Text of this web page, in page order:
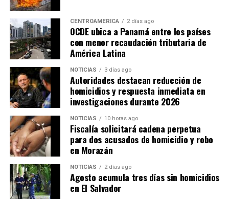
Por su parte, Hernández estimó que por cada punto
porcentual del PIB que el Estado deja de recaudar se
pierden aproximadamente 900 millones de dólares en
ingresos fiscales. Bajo esa estimación, la reducción de
cerca de cinco puntos porcentuales en la capacidad
recaudatoria durante los últimos 15 años representaría
pérdidas cercanas a 4,500 millones de dólares anuales
para las finanzas públicas.
CENTROAMÉRICA 2 días ago
OCDE ubica a Panamá entre los países
con menor recaudación tributaria de
América Latina
NOTICIAS 3 días ago
Autoridades destacan reducción de
homicidios y respuesta inmediata en
investigaciones durante 2026
NOTICIAS 10 horas ago
Fiscalía solicitará cadena perpetua
para dos acusados de homicidio y robo
en Morazán
NOTICIAS 2 días ago
Agosto acumula tres días sin homicidios
en El Salvador